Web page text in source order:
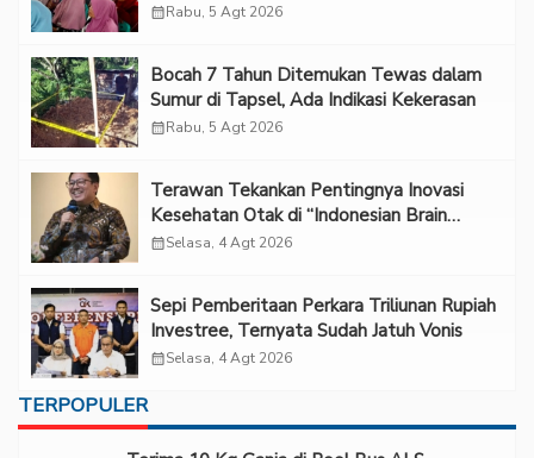
calendar_monthRabu, 5 Agt 2026
Bocah 7 Tahun Ditemukan Tewas dalam
Sumur di Tapsel, Ada Indikasi Kekerasan
calendar_monthRabu, 5 Agt 2026
Terawan Tekankan Pentingnya Inovasi
Kesehatan Otak di “Indonesian Brain
Forum 2026 UPN Veteran Jakarta”
calendar_monthSelasa, 4 Agt 2026
Sepi Pemberitaan Perkara Triliunan Rupiah
Investree, Ternyata Sudah Jatuh Vonis
calendar_monthSelasa, 4 Agt 2026
TERPOPULER